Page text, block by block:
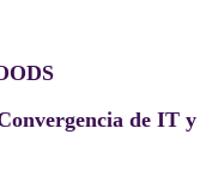
de IT y